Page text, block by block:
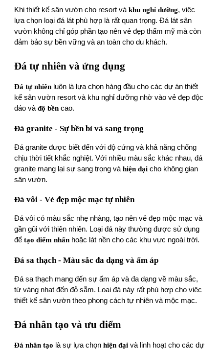
Khi thiết kế sân vườn cho resort vàkhu nghỉ dưỡng, việc
lựa chọn loại đá lát phù hợp là rất quan trọng. Đá lát sân
vườn không chỉ góp phần tạo nên vẻ đẹp thẩm mỹ mà còn
đảm bảo sự bền vững và an toàn cho du khách.
Đá tự nhiên và ứng dụng
Đá tự nhiên luôn là lựa chọn hàng đầu cho các dự án thiết
kế sân vườn resort và khu nghỉ dưỡng nhờ vào vẻ đẹp độc
đáo vàđộ bền cao.
Đá granite - Sự bền bỉ và sang trọng
Đá granite được biết đến với độ cứng và khả năng chống
chịu thời tiết khắc nghiệt. Với nhiều màu sắc khác nhau, đá
granite mang lại sự sang trọng vàhiện đại cho không gian
sân vườn.
Đá vôi - Vẻ đẹp mộc mạc tự nhiên
Đá vôi có màu sắc nhẹ nhàng, tạo nên vẻ đẹp mộc mạc và
gần gũi với thiên nhiên. Loại đá này thường được sử dụng
đểtạo điểm nhấn hoặc lát nền cho các khu vực ngoài trời.
Đá sa thạch - Màu sắc đa dạng và ấm áp
Đá sa thạch mang đến sự ấm áp và đa dạng về màu sắc,
từ vàng nhạt đến đỏ sẫm. Loại đá này rất phù hợp cho việc
thiết kế sân vườn theo phong cách tự nhiên và mộc mạc.
Đá nhân tạo và ưu điểm
Đá nhân tạo là sự lựa chọnhiện đại và linh hoạt cho các dự